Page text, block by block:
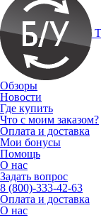
Обзоры
Новости
Где купить
Что с моим заказом?
Оплата и доставка
Мои бонусы
Помощь
О нас
Задать вопрос
8 (800)-333-42-63
Оплата и доставка
О нас